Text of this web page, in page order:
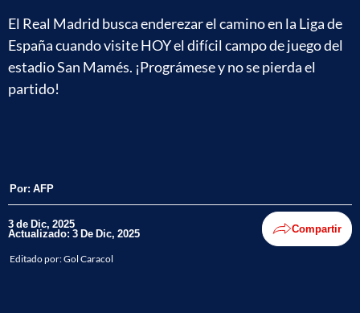
El Real Madrid busca enderezar el camino en la Liga de
España cuando visite HOY el difícil campo de juego del
estadio San Mamés. ¡Prográmese y no se pierda el
partido!
Por: AFP
3 de Dic, 2025
Actualizado: 3 De Dic, 2025 Compartir
Editado por:Gol Caracol